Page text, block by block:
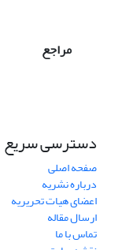
مراجع
دسترسی سریع
صفحه اصلی
درباره نشریه
اعضای هیات تحریریه
ارسال مقاله
تماس با ما